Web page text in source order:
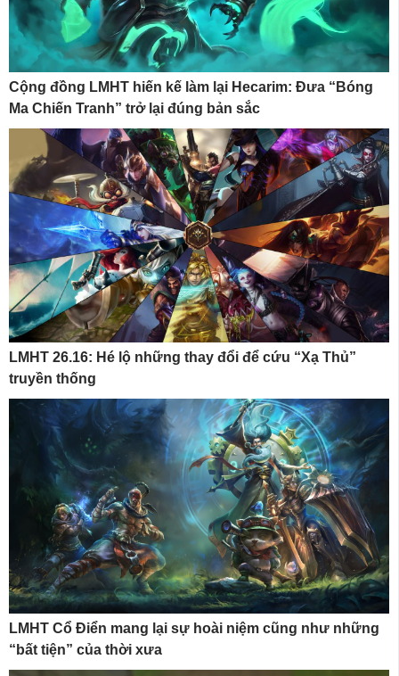
Cộng đồng LMHT hiến kế làm lại Hecarim: Đưa “Bóng
Ma Chiến Tranh” trở lại đúng bản sắc
LMHT 26.16: Hé lộ những thay đổi để cứu “Xạ Thủ”
truyền thống
LMHT Cổ Điển mang lại sự hoài niệm cũng như những
“bất tiện” của thời xưa